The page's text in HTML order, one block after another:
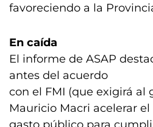
favoreciendo a la
En caída
El informe de ASAP
antes del acuerdo
con el FMI (que exigirá al
Mauricio Macri acelerar